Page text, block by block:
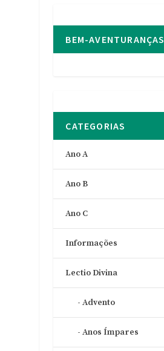
BEM-AVENTURANÇAS
CATEGORIAS
Ano A
Ano B
Ano C
Informações
Lectio Divina
Advento
Anos Ímpares